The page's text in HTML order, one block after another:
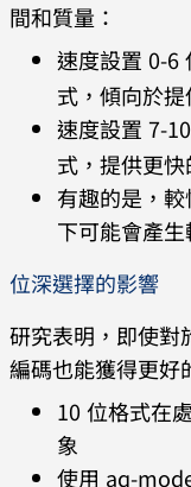
間和質量：
速度設置 0-6
式，傾向於
速度設置 7-
式，提供更
有趣的是，
下可能會產
位深選擇的影響
研究表明，即使對
編碼也能獲得更好
10 位格式在
象
使用 aq-